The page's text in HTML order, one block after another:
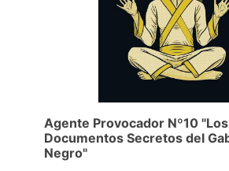
Agente Provocador Nº10 "Los
Documentos Secretos del
Negro"